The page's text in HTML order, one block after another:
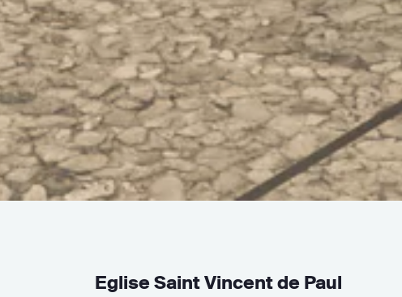
Eglise Saint Vincent de Paul